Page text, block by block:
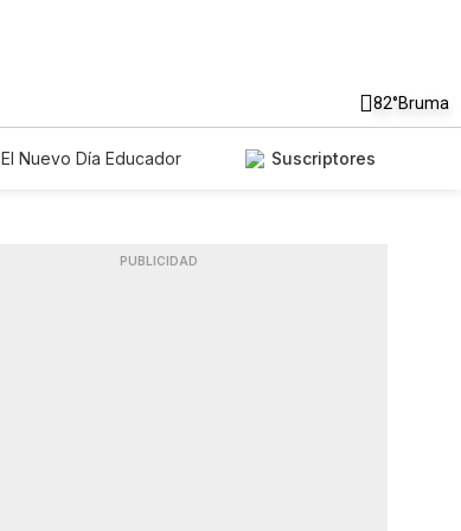
82°Bruma
El Nuevo Día Educador Suscriptores
PUBLICIDAD